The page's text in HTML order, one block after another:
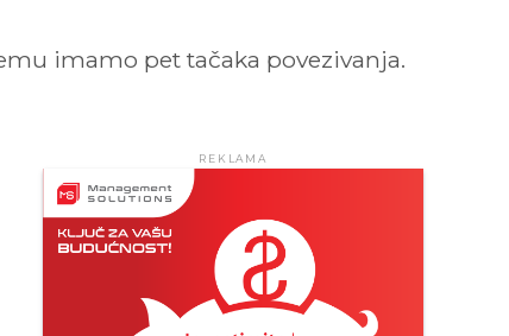
imamo pet tačaka povezivanja.
REKLAMA